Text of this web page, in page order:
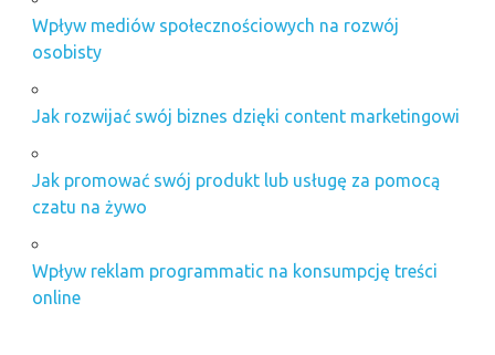
Wpływ mediów społecznościowych na rozwój
osobisty
Jak rozwijać swój biznes dzięki content marketingowi
Jak promować swój produkt lub usługę za pomocą
czatu na żywo
Wpływ reklam programmatic na konsumpcję treści
online